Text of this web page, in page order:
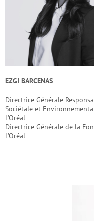
EZGI BARCENAS
Directrice Générale
Sociétale et
L’Oréal
Directrice Générale de la
L’Oréal